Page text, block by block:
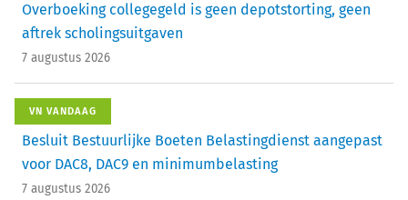
Overboeking collegegeld is geen depotstorting, geen
aftrek scholingsuitgaven
7 augustus 2026
VN VANDAAG
Besluit Bestuurlijke Boeten Belastingdienst aangepast
voor DAC8, DAC9 en minimumbelasting
7 augustus 2026